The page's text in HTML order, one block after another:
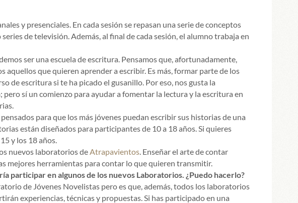
y presenciales. En cada sesión se repasan una serie de conceptos
de televisión. Además, al final de cada sesión, el alumno trabaja en
ser una escuela de escritura. Pensamos que, afortunadamente,
que quieren aprender a escribir. Es más, formar parte de los
de escritura si te ha picado el gusanillo. Por eso, nos gusta la
sí un comienzo para ayudar a fomentar la lectura y la escritura en
para que los más jóvenes puedan escribir sus historias de una
están diseñados para participantes de 10 a 18 años. Si quieres
y los 18 años.
nuevos laboratorios deAtrapavientos. Enseñar el arte de contar
mejores herramientas para contar lo que quieren transmitir.
participar en algunos de los nuevos Laboratorios. ¿Puedo hacerlo?
de Jóvenes Novelistas pero es que, además, todos los laboratorios
experiencias, técnicas y propuestas. Si has participado en una